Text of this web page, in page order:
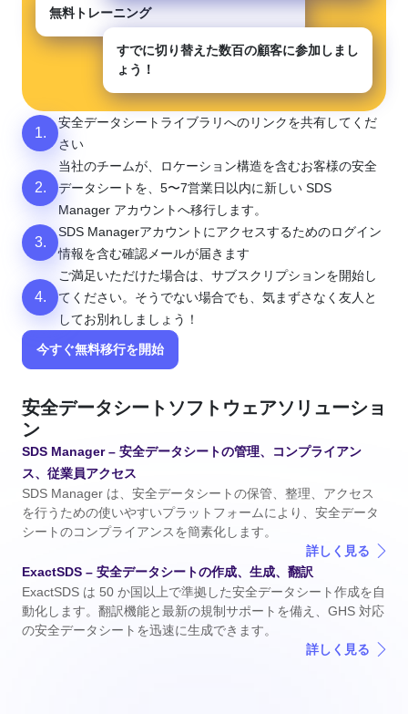
無料トレーニング
すでに切り替えた数百の顧客に参加しまし
ょう！
1.
安全データシートライブラリへのリンクを共有してくだ
さい
2.
当社のチームが、ロケーション構造を含むお客様の安全
データシートを、5〜7営業日以内に新しい SDS
Manager アカウントへ移行します。
3.
SDS Managerアカウントにアクセスするためのログイン
情報を含む確認メールが届きます
4.
ご満足いただけた場合は、サブスクリプションを開始し
てください。そうでない場合でも、気まずさなく友人と
してお別れしましょう！
今すぐ無料移行を開始
安全データシートソフトウェアソリューショ
ン
SDS Manager – 安全データシートの管理、コンプライアン
ス、従業員アクセス
SDS Manager は、安全データシートの保管、整理、アクセス
を行うための使いやすいプラットフォームにより、安全データ
シートのコンプライアンスを簡素化します。
詳しく見る
ExactSDS – 安全データシートの作成、生成、翻訳
ExactSDS は 50 か国以上で準拠した安全データシート作成を自
動化します。翻訳機能と最新の規制サポートを備え、GHS 対応
の安全データシートを迅速に生成できます。
詳しく見る